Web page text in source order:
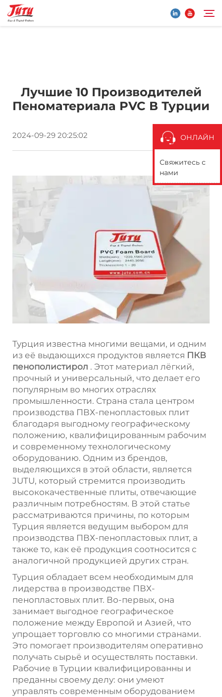
Produkty
Применение
ОНЛАЙН
Свяжитесь с
нами
Лучшие 10 Производителей
Пеноматериала PVC В Турции
2024-09-29 20:25:02
Турция известна многими вещами, и одним
из её выдающихся продуктов является ПКВ
пенополистирол . Этот материал лёгкий,
прочный и универсальный, что делает его
популярным во многих отраслях
промышленности. Страна стала центром
производства ПВХ-пенопластовых плит
благодаря выгодному географическому
положению, квалифицированным рабочим
и современному технологическому
оборудованию. Одним из брендов,
выделяющихся в этой области, является
JUTU, который стремится производить
высококачественные плиты, отвечающие
различным потребностям. В этой статье
рассматриваются причины, по которым
Турция является ведущим выбором для
производства ПВХ-пенопластовых плит, а
также то, как её продукция соотносится с
аналогичной продукцией других стран.
Турция обладает всем необходимым для
лидерства в производстве ПВХ-
пенопластовых плит. Во-первых, она
занимает выгодное географическое
положение между Европой и Азией, что
упрощает торговлю со многими странами.
Это помогает производителям оперативно
получать сырьё и осуществлять поставки.
Рабочие в Турции квалифицированны и
преданны своему делу: они умеют
управлять современным оборудованием